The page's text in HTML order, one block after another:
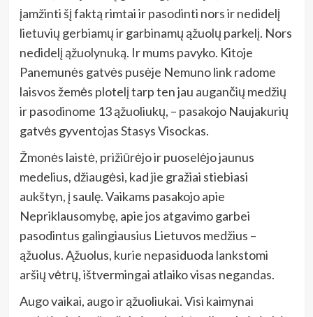
įamžinti šį faktą rimtai ir pasodinti nors ir nedidelį
lietuvių gerbiamų ir garbinamų ąžuolų parkelį. Nors
nedidelį ąžuolynuką. Ir mums pavyko. Kitoje
Panemunės gatvės pusėje Nemuno link radome
laisvos žemės plotelį tarp ten jau augančių medžių
ir pasodinome 13 ąžuoliukų, – pasakojo Naujakurių
gatvės gyventojas Stasys Visockas.
Žmonės laistė, prižiūrėjo ir puoselėjo jaunus
medelius, džiaugėsi, kad jie gražiai stiebiasi
aukštyn, į saulę. Vaikams pasakojo apie
Nepriklausomybę, apie jos atgavimo garbei
pasodintus galingiausius Lietuvos medžius –
ąžuolus. Ąžuolus, kurie nepasiduoda lankstomi
aršių vėtrų, ištvermingai atlaiko visas negandas.
Augo vaikai, augo ir ąžuoliukai. Visi kaimynai